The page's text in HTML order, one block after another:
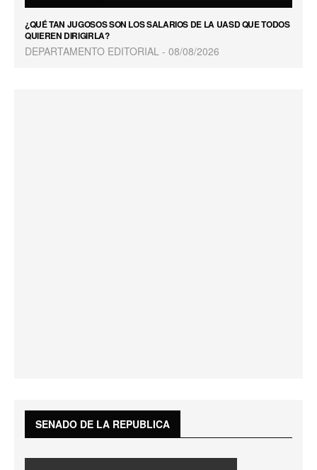
¿QUÉ TAN JUGOSOS SON LOS SALARIOS DE LA UASD QUE TODOS
QUIEREN DIRIGIRLA?
DEPARTAMENTO EDITORIAL 08/08/2026
SENADO DE LA REPUBLICA